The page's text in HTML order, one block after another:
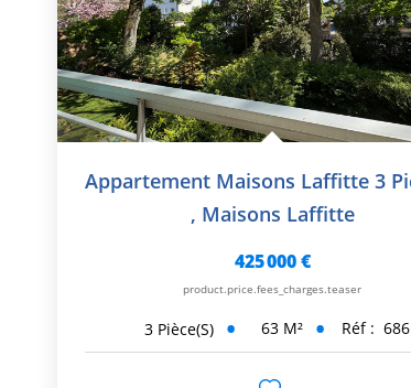
, Maisons Laffitte
425 000 €
product.price.fees_charges.teaser
3 Pièce(s) 63 M² Réf : 686